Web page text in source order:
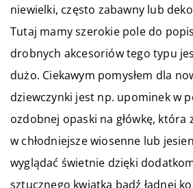
niewielki, często zabawny lub
Tutaj mamy szerokie pole do
drobnych akcesoriów tego typu
dużo. Ciekawym pomysłem dla
dziewczynki jest np. upominek w
ozdobnej opaski na główkę, która
w chłodniejsze wiosenne lub
wyglądać świetnie dzięki
sztucznego kwiatka bądź ładnej